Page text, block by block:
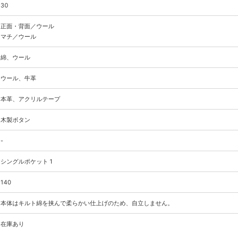
30
正面・背面／ウール
マチ／ウール
綿、ウール
ウール、牛革
本革、アクリルテープ
木製ボタン
-
シングルポケット 1
140
本体はキルト綿を挟んで柔らかい仕上げのため、自立しません。
在庫あり